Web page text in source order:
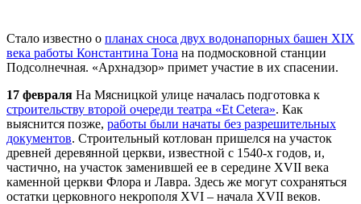
Стало известно о планах сноса двух водонапорных башен XIX
века работы Константина Тона на подмосковной станции
Подсолнечная. «Архнадзор» примет участие в их спасении.
17 февраля На Мясницкой улице началась подготовка к
строительству второй очереди театра «Et Cetera». Как
выяснится позже, работы были начаты без разрешительных
документов. Строительный котлован пришелся на участок
древней деревянной церкви, известной с 1540-х годов, и,
частично, на участок заменившей ее в середине XVII века
каменной церкви Флора и Лавра. Здесь же могут сохраняться
остатки церковного некрополя XVI – начала XVII веков.